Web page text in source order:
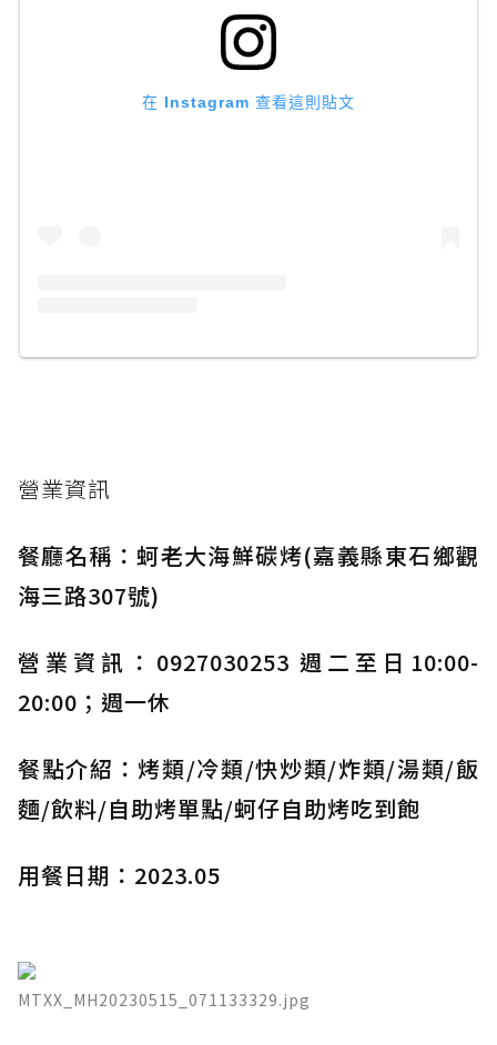
在 Instagram 查看這則貼文
營業資訊
餐廳名稱：蚵老大海鮮碳烤(嘉義縣東石鄉觀
海三路307號)
營業資訊：0927030253 週二至日10:00-
20:00；週一休
餐點介紹：烤類/冷類/快炒類/炸類/湯類/飯
麵/飲料/自助烤單點/蚵仔自助烤吃到飽
用餐日期：2023.05
MTXX_MH20230515_071133329.jpg